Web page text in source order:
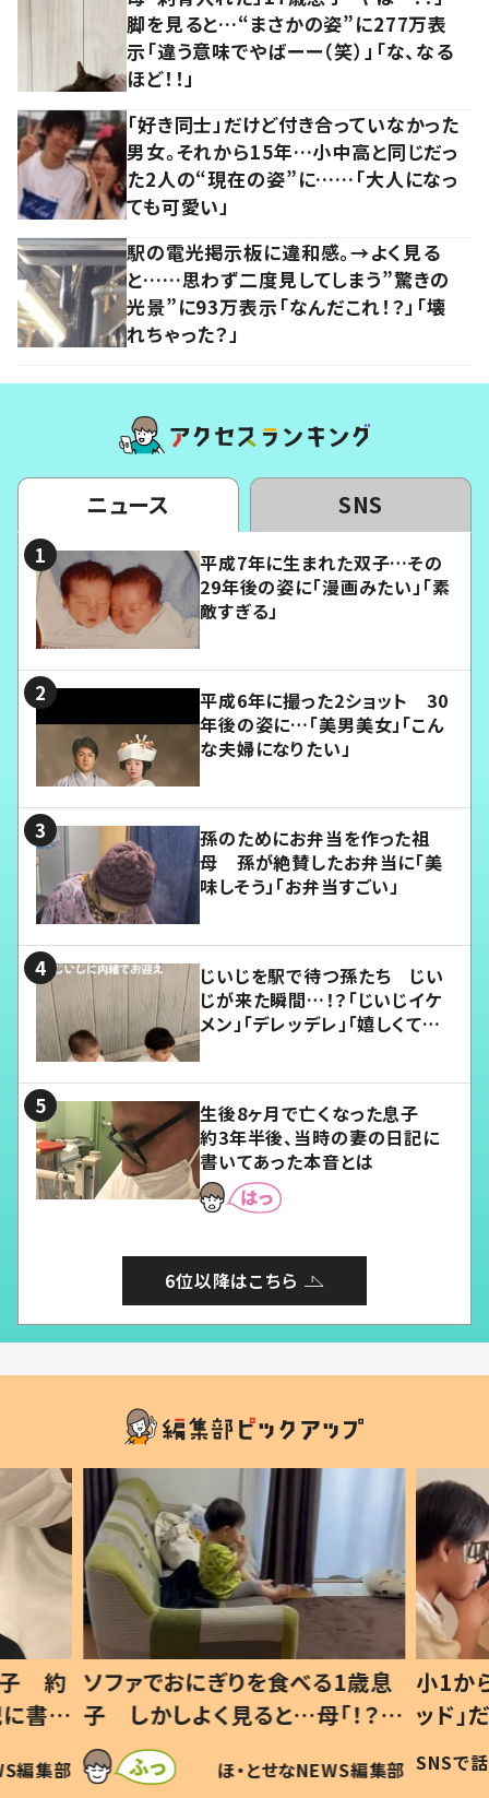
脚を見ると…“まさかの姿”に277万表
示「違う意味でやばーー（笑）」「な、なる
ほど！！」
「好き同士」だけど付き合っていなかった
男女。それから15年…小中高と同じだっ
た2人の“現在の姿”に……「大人になっ
ても可愛い」
駅の電光掲示板に違和感。→よく見る
と……思わず二度見してしまう”驚きの
光景”に93万表示「なんだこれ！？」「壊
れちゃった？」
ニュース SNS
平成7年に生まれた双子…その
29年後の姿に「漫画みたい」「素
敵すぎる」
平成6年に撮った2ショット 30
年後の姿に…「美男美女」「こん
な夫婦になりたい」
孫のためにお弁当を作った祖
母 孫が絶賛したお弁当に「美
味しそう」「お弁当すごい」
じいじを駅で待つ孫たち じい
じが来た瞬間…！？「じいじイケ
メン」「デレッデレ」「嬉しくて可
生後8ヶ月で亡くなった息子
約3年半後、当時の妻の日記に
書いてあった本音とは
6位以降はこちら
歳息
？」
編集部
小1から不登校、息子は「ギフテ
ッド」だった 父が“ウチ給食”を
作り続ける理由とは #令和の親
#令和の子
SNSで話題 ほ・とせなNEWS編集部
ひ孫
が、抱
「涙
い」